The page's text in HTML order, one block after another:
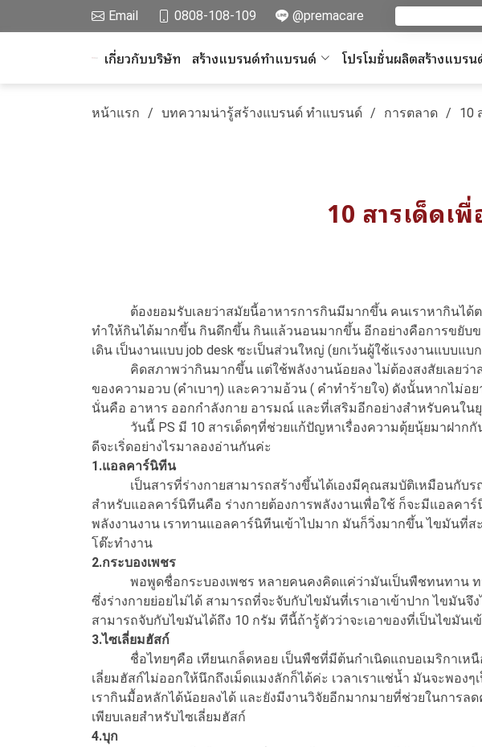
Email 0808-108-109 @premacare
เกี่ยวกับบริษัท สร้างแบรนด์ทำแบรนด์ โปรโมชั่นผลิตสร้างแบรน
หน้าแรก บทความน่ารู้สร้างแบรนด์ ทำแบรนด์ การตลาด 10
10 สารเด็ดเ
ต้องยอมรับเลยว่าสมัยนี้อาหารการกินมีมากขึ้น คนเราหากินได้ตล
ทำให้กินได้มากขึ้น กินดึกขึ้น กินแล้วนอนมากขึ้น อีกอย่างคือการขยับข
เดิน เป็นงานแบบ job desk ซะเป็นส่วนใหญ่ (ยกเว้นผู้ใช้แรงงานแบบ
คิดสภาพว่ากินมากขึ้น แต่ใช้พลังงานน้อยลง ไม่ต้องสงสัยเลยว่าส่
ของความอวบ (คำเบาๆ) และความอ้วน ( คำทำร้ายใจ) ดังนั้นหากไม่
นั่นคือ อาหาร ออกกำลังกาย อารมณ์ และที่เสริมอีกอย่างสำหรับคนใน
วันนี้ PS มี 10 สารเด็ดๆที่ช่วยแก้ปัญหาเรื่องความตุ้ยนุ้ยมาฝากกัน
ดีจะเริ่ดอย่างไรมาลองอ่านกันค่ะ
1.แอลคาร์นิทีน
เป็นสารที่ร่างกายสามารถสร้างขึ้นได้เองมีคุณสมบัติเหมือนกับรถ
สำหรับแอลคาร์นิทีนคือ ร่างกายต้องการพลังงานเพื่อใช้ ก็จะมีแอลคา
พลังงานงาน เราทานแอลคาร์นิทีนเข้าไปมาก มันก็วิ่งมากขึ้น ไขมันที่
โต๊ะทำงาน
2.กระบองเพชร
พอพูดชื่อกระบองเพชร หลายคนคงคิดแค่ว่ามันเป็นพืชทนทาน ทน
ซึ่งร่างกายย่อยไม่ได้ สามารถที่จะจับกับไขมันที่เราเอาเข้าปาก ไขมั
สามารถจับกับไขมันได้ถึง 10 กรัม ทีนี้ถ้ารู้ตัวว่าจะเอาของที่เป็นไขมัน
3.ไซเลี่ยมฮัสก์
ชื่อไทยๆคือ เทียนเกล็ดหอย เป็นพืชที่มีต้นกำเนิดแถบอเมริกาเหนื
เลี่ยมฮัสก์ไม่ออกให้นึกถึงเม็ดแมงลักก็ได้ค่ะ เวลาเราแช่น้ำ มันจะพ
เรากินมื้อหลักได้น้อยลงได้ และยังมีงานวิจัยอีกมากมายที่ช่วยในการล
เพียบเลยสำหรับไซเลี่ยมฮัสก์
4.บุก